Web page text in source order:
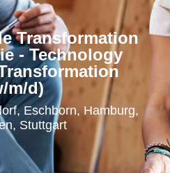
Spotlight
Transformation
- Technology
m/d)
Eschborn, Hamburg,
Stuttgart